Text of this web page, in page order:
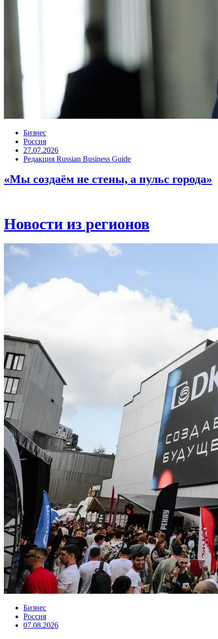
Бизнес
Россия
27.07.2026
Редакция Russian Business Guide
«Мы создаём не стены, а пульс города»
Новости из регионов
Бизнес
Россия
07.08.2026